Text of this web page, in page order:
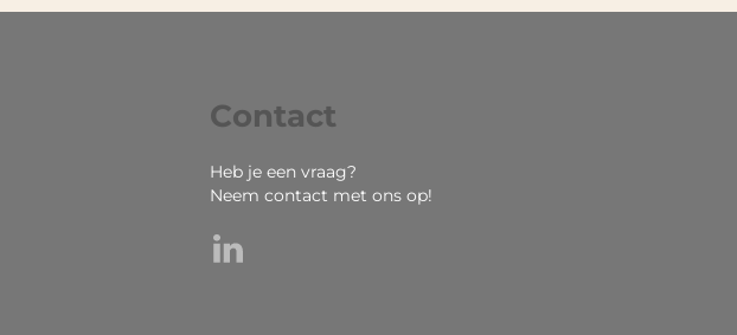
Contact
Heb je een vraag?
Neem contact met ons op!